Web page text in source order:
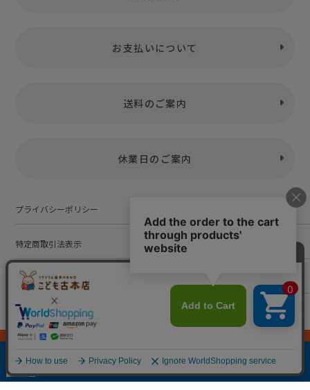
お支払いについて
送料のご案内
休業日のご案内
プライバシーポリシー
特定商取引法表示
お問い合わせ
© Kodomofuruhonten. all rights reserved.